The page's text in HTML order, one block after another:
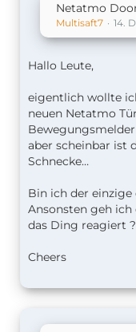
Netatmo
Multisaft7 14.
Hallo Leute,
eigentlich wollte
neuen Netatmo
aber scheinbar ist
Schnecke…
Bin ich der
Ansonsten geh
das Ding reagiert ?
Cheers